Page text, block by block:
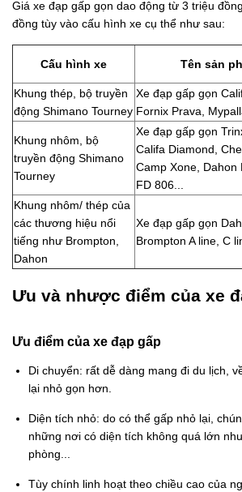
Giá xe đạp gấp gọn dao động từ 3 triệu
đồng tùy vào cấu hình xe cụ thể như sau:
Cấu hình xe Tên sản
Khung thép, bộ truyền
động Shimano Tourney
Xe đạp gấp gọn
Fornix Prava,
Khung nhôm, bộ
truyền động Shimano
Tourney
Xe đạp gấp gọn
Califa Diamond,
Camp Xone, Dahon
FD 806...
Khung nhôm/ thép của
các thương hiệu nổi
tiếng như Brompton,
Dahon
Xe đạp gấp gọn
Brompton A line, C
Ưu và nhược điểm của xe
Ưu điểm của xe đạp gấp
Di chuyển: rất dễ dàng mang đi du lịch,
lại nhỏ gọn hơn.
Diện tích nhỏ: do có thể gấp nhỏ lại,
những nơi có diện tích không quá lớn
phòng...
Tùy chính linh hoạt theo chiều cao của